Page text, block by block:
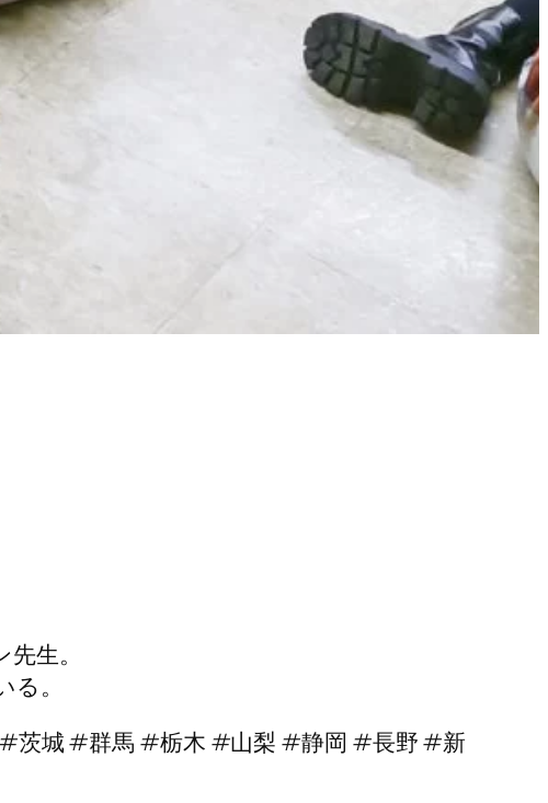
生。
。
茨城 #群馬 #栃木 #山梨 #静岡 #長野 #新